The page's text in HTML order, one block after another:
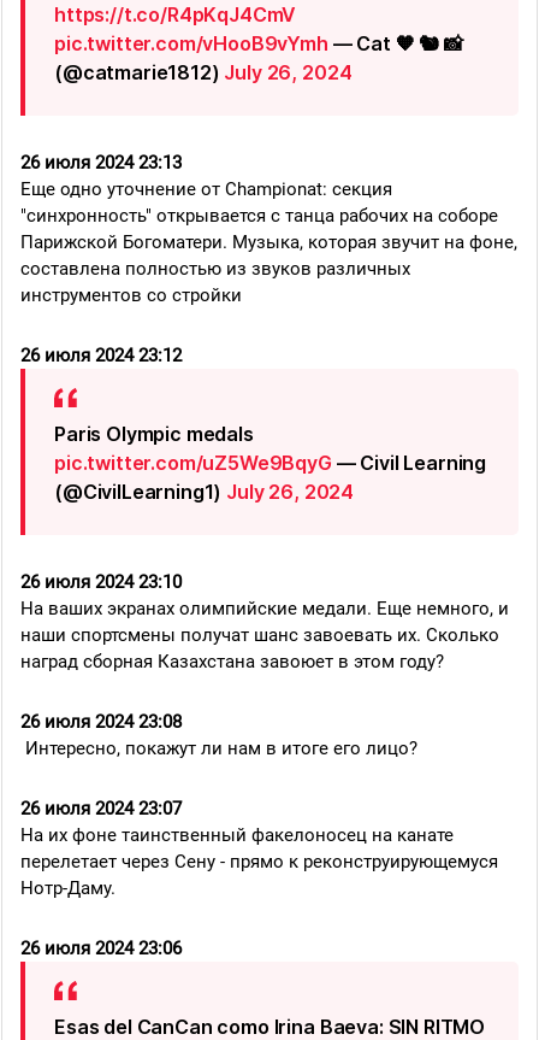
26 июля 2024 23:06
Esas del CanCan como Irina Baeva: SIN RITMO
26 июля 2024 23:07
На их фоне таинственный факелоносец на канате
перелетает через Сену - прямо к реконструирующемуся
Нотр-Даму.
26 июля 2024 23:08
Интересно, покажут ли нам в итоге его лицо?
26 июля 2024 23:10
На ваших экранах олимпийские медали. Еще немного, и
наши спортсмены получат шанс завоевать их. Сколько
наград сборная Казахстана завоюет в этом году?
26 июля 2024 23:12
Paris Olympic medals
pic.twitter.com/uZ5We9BqyG — Civil Learning
(@CivilLearning1) July 26, 2024
26 июля 2024 23:13
Еще одно уточнение от Championat: секция
"синхронность" открывается с танца рабочих на соборе
Парижской Богоматери. Музыка, которая звучит на фоне,
составлена полностью из звуков различных
инструментов со стройки
https://t.co/R4pKqJ4CmV
pic.twitter.com/vHooB9vYmh — Cat 🧡 🐿 📸
(@catmarie1812) July 26, 2024